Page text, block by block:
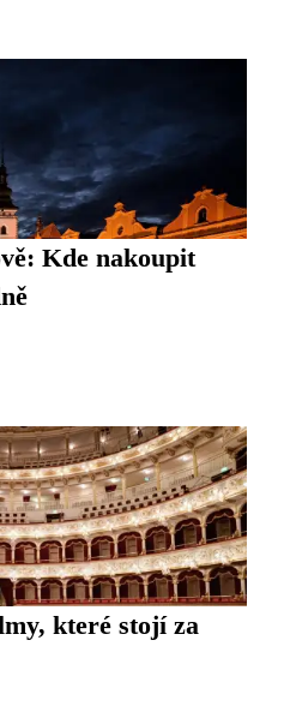
Kde nakoupit
které stojí za